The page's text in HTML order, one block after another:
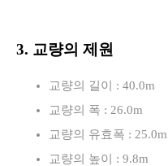
3. 교량의 제원
교량의 길이 : 40.0m
교량의 폭 : 26.0m
교량의 유효폭 : 25.0m
교량의 높이 : 9.8m